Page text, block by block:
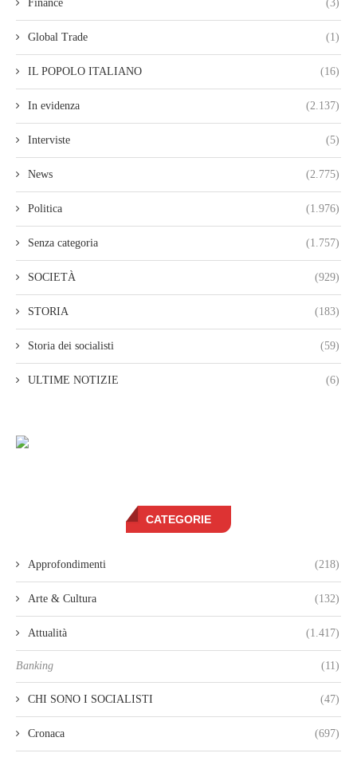
Finance (3)
Global Trade (1)
IL POPOLO ITALIANO (16)
In evidenza (2.137)
Interviste (5)
News (2.775)
Politica (1.976)
Senza categoria (1.757)
SOCIETÀ (929)
STORIA (183)
Storia dei socialisti (59)
ULTIME NOTIZIE (6)
CATEGORIE
Approfondimenti (218)
Arte & Cultura (132)
Attualità (1.417)
Banking (11)
CHI SONO I SOCIALISTI (47)
Cronaca (697)